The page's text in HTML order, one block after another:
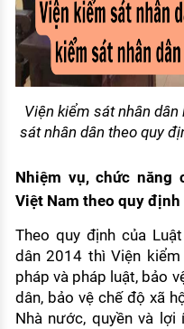
Viện kiểm sát nhân
sát nhân dân theo quy
Nhiệm vụ, chức năng
Việt Nam theo quy
Theo quy định của
dân 2014 thì Viện
pháp và pháp luật, bảo
dân, bảo vệ chế độ xã
Nhà nước, quyền và